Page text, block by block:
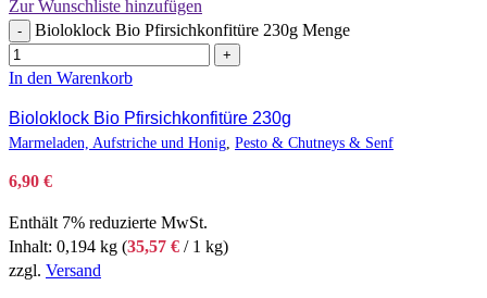
Zur Wunschliste hinzufügen
- Bioloklock Bio Pfirsichkonfitüre 230g Menge
+
In den Warenkorb
Bioloklock Bio Pfirsichkonfitüre 230g
Marmeladen, Aufstriche und Honig Pesto & Chutneys & Senf
6,90 €
Enthält 7% reduzierte MwSt.
Inhalt: 0,194 kg (35,57 € / 1 kg)
zzgl. Versand